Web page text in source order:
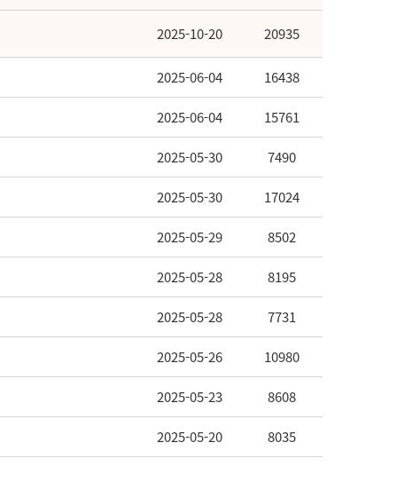
2025-10-20 20935
2025-06-04 16438
2025-06-04 15761
2025-05-30 7490
2025-05-30 17024
2025-05-29 8502
2025-05-28 8195
2025-05-28 7731
2025-05-26 10980
2025-05-23 8608
2025-05-20 8035